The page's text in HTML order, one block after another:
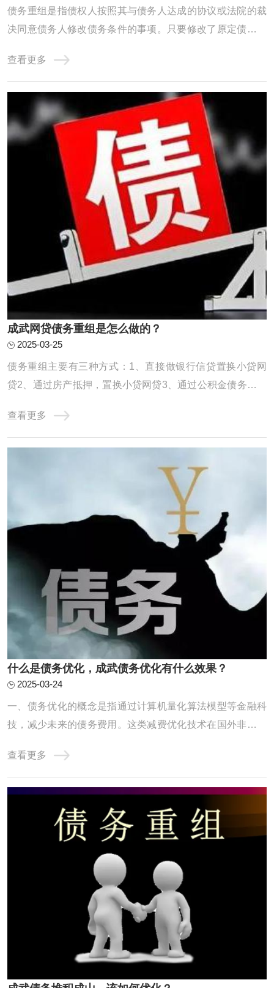
债务重组是指债权人按照其与债务人达成的协议或法院的裁
决同意债务人修改债务条件的事项。只要修改了原定债务偿
的，均作为债务重组。个人网贷的债务重组需要遵循一定的
原则和程序，包括核销已经损失或无法收回的资产及损益账
户上的借方余额，对资产进行重估价，以确定 ...
查看更多
成武网贷债务重组是怎么做的？
2025-03-25
债务重组主要有三种方式：1、直接做银行信贷置换小贷网
贷2、通过房产抵押，置换小贷网贷3、通过公积金债务重组
贷款。达到大幅降低月供压力，减少利息支出，优化征信，
恢复正常生活的过程。一、直接做信贷置换小贷网贷这种适
查看更多
什么是债务优化，成武债务优化有什么效果？
2025-03-24
一、债务优化的概念是指通过计算机量化算法模型等金融科
技，减少未来的债务费用。这类减费优化技术在国外非常普
务优化的具体形式使用大数据、算法模型等先进的技术工
具，在保障借款人隐私的前提下，对上千万种不同的还款方
案进行自动测算，根据借款人的收入和债务情 ...
查看更多